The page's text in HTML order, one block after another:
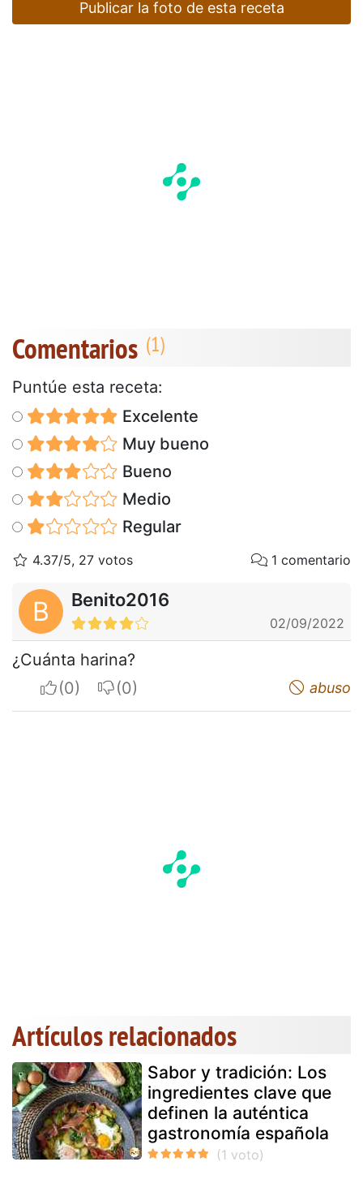
Publicar la foto de esta receta
Comentarios
Puntúe esta receta:
Excelente
Muy bueno
Bueno
Medio
Regular
4.37/5, 27 votos 1 comentario
B Benito2016
02/09/2022
¿Cuánta harina?
I apreciateI do not appreciate abuso
Artículos relacionados
Sabor y tradición: Los
ingredientes clave que
definen la auténtica
gastronomía española